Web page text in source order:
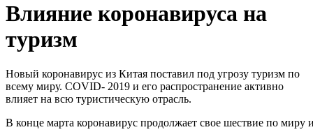
Влияние коронавируса на
туризм
Новый коронавирус из Китая поставил под угрозу туризм по
всему миру. COVID- 2019 и его распространение активно
влияет на всю туристическую отрасль.
В конце марта коронавирус продолжает свое шествие по